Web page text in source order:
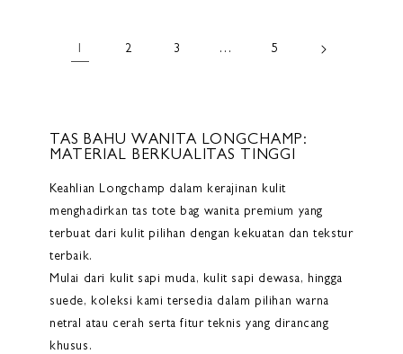
1 2 3 … 5
TAS BAHU WANITA LONGCHAMP:
MATERIAL BERKUALITAS TINGGI
Keahlian Longchamp dalam kerajinan kulit
menghadirkan tas tote bag wanita premium yang
terbuat dari kulit pilihan dengan kekuatan dan tekstur
terbaik.
Mulai dari kulit sapi muda, kulit sapi dewasa, hingga
suede, koleksi kami tersedia dalam pilihan warna
netral atau cerah serta fitur teknis yang dirancang
khusus.